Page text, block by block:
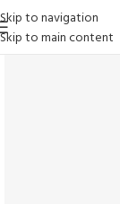
Skip to navigation
Skip to main content